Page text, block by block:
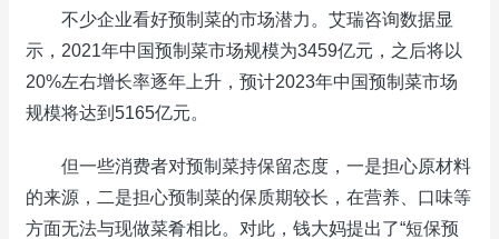
不少企业看好预制菜的市场潜力。艾瑞咨询数据显
示，2021年中国预制菜市场规模为3459亿元，之后将以
20%左右增长率逐年上升，预计2023年中国预制菜市场
规模将达到5165亿元。
但一些消费者对预制菜持保留态度，一是担心原材料
的来源，二是担心预制菜的保质期较长，在营养、口味等
方面无法与现做菜肴相比。对此，钱大妈提出了“短保预